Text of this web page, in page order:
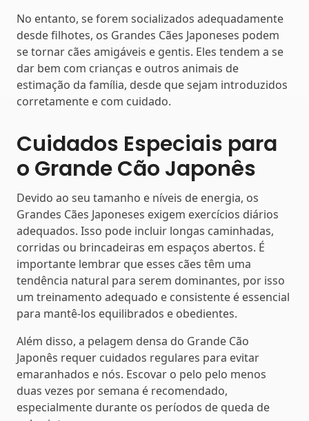
No entanto, se forem socializados adequadamente
desde filhotes, os Grandes Cães Japoneses podem
se tornar cães amigáveis ​​e gentis. Eles tendem a se
dar bem com crianças e outros animais de
estimação da família, desde que sejam introduzidos
corretamente e com cuidado.
Cuidados Especiais para
o Grande Cão Japonês
Devido ao seu tamanho e níveis de energia, os
Grandes Cães Japoneses exigem exercícios diários
adequados. Isso pode incluir longas caminhadas,
corridas ou brincadeiras em espaços abertos. É
importante lembrar que esses cães têm uma
tendência natural para serem dominantes, por isso
um treinamento adequado e consistente é essencial
para mantê-los equilibrados e obedientes.
Além disso, a pelagem densa do Grande Cão
Japonês requer cuidados regulares para evitar
emaranhados e nós. Escovar o pelo pelo menos
duas vezes por semana é recomendado,
especialmente durante os períodos de queda de